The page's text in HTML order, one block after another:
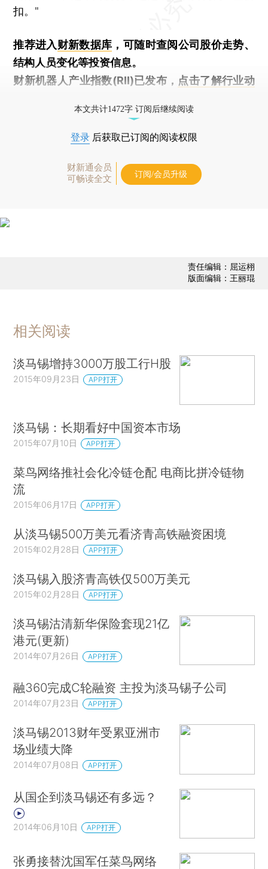
扣。"
推荐进入财新数据库 ，可随时查阅公司股价走势、
结构人员变化等投资信息。
财新机器人产业指数(RII)已发布， 点击了解行业动
本文共计1472字 订阅后继续阅读
登录 后获取已订阅的阅读权限
财新通会员
可畅读全文
订阅/会员升级
责任编辑：屈运栩
版面编辑：王丽琨
相关阅读
淡马锡增持3000万股工行H股
2015年09月23日 APP打开
淡马锡：长期看好中国资本市场
2015年07月10日 APP打开
菜鸟网络推社会化冷链仓配 电商比拼冷链物
流
2015年06月17日 APP打开
从淡马锡500万美元看济青高铁融资困境
2015年02月28日 APP打开
淡马锡入股济青高铁仅500万美元
2015年02月28日 APP打开
淡马锡沽清新华保险套现21亿
港元(更新)
2014年07月26日 APP打开
融360完成C轮融资 主投为淡马锡子公司
2014年07月23日 APP打开
淡马锡2013财年受累亚洲市
场业绩大降
2014年07月08日 APP打开
从国企到淡马锡还有多远？
2014年06月10日 APP打开
张勇接替沈国军任菜鸟网络